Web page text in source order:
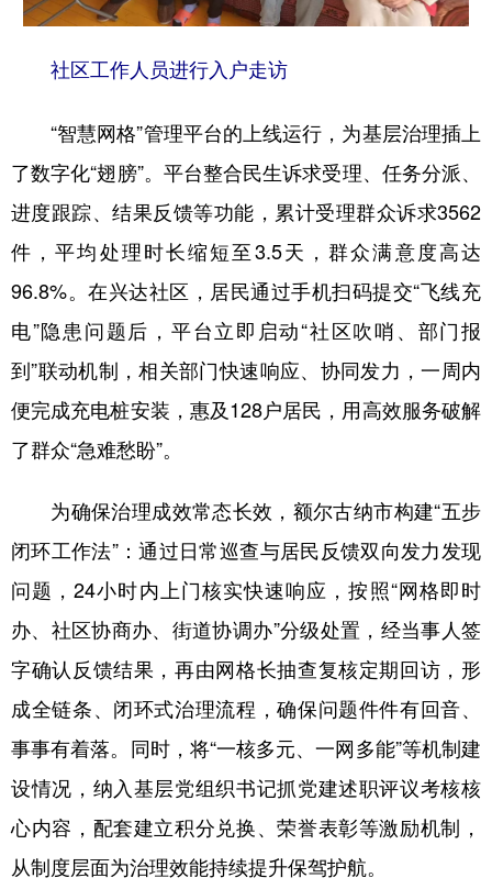
社区工作人员进行入户走访
“智慧网格”管理平台的上线运行，为基层治理插上
了数字化“翅膀”。平台整合民生诉求受理、任务分派、
进度跟踪、结果反馈等功能，累计受理群众诉求3562
件，平均处理时长缩短至3.5天，群众满意度高达
96.8%。在兴达社区，居民通过手机扫码提交“飞线充
电”隐患问题后，平台立即启动“社区吹哨、部门报
到”联动机制，相关部门快速响应、协同发力，一周内
便完成充电桩安装，惠及128户居民，用高效服务破解
了群众“急难愁盼”。
为确保治理成效常态长效，额尔古纳市构建“五步
闭环工作法”：通过日常巡查与居民反馈双向发力发现
问题，24小时内上门核实快速响应，按照“网格即时
办、社区协商办、街道协调办”分级处置，经当事人签
字确认反馈结果，再由网格长抽查复核定期回访，形
成全链条、闭环式治理流程，确保问题件件有回音、
事事有着落。同时，将“一核多元、一网多能”等机制建
设情况，纳入基层党组织书记抓党建述职评议考核核
心内容，配套建立积分兑换、荣誉表彰等激励机制，
从制度层面为治理效能持续提升保驾护航。